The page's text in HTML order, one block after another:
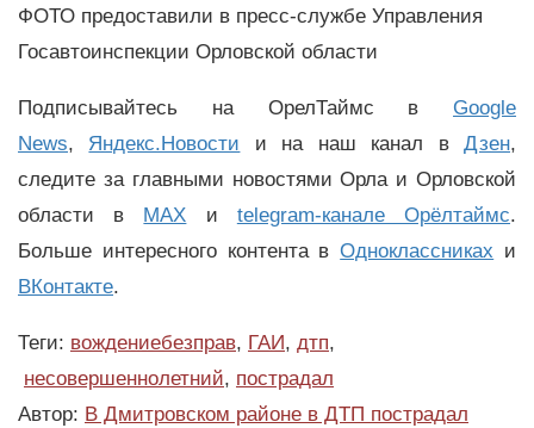
ФОТО предоставили в пресс-службе Управления
Госавтоинспекции Орловской области
Подписывайтесь на ОрелТаймс в Google
News, Яндекс.Новости и на наш канал вДзен,
следите за главными новостями Орла и Орловской
области в MAX и telegram-канале Орёлтаймс.
Больше интересного контента вОдноклассниках и
ВКонтакте.
Теги: вождениебезправ, ГАИ, дтп,
несовершеннолетний, пострадал
Автор: В Дмитровском районе в ДТП пострадал